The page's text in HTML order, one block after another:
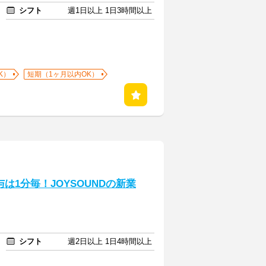
シフト 週1日以上 1日3時間以上
短期（1ヶ月以内OK）
1分毎！JOYSOUNDの新業
シフト 週2日以上 1日4時間以上